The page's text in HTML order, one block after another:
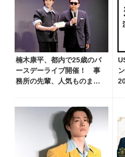
楠木康平、都内で25歳のバ
ースデーライブ開催！ 事
務所の先輩、人気ものまね